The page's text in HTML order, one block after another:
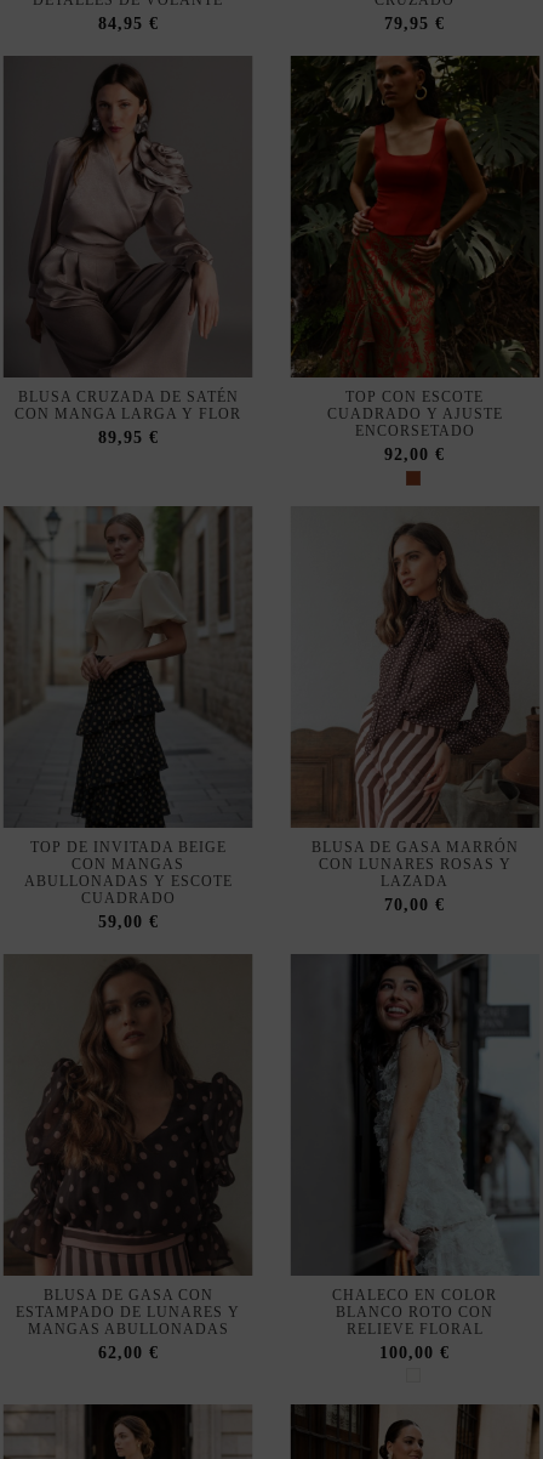
BLUSA CRUZADA DE SATÉN
CON MANGA LARGA Y FLOR
89,95 €
TOP CON ESCOTE
CUADRADO Y AJUSTE
ENCORSETADO
92,00 €
TOP DE INVITADA BEIGE
CON MANGAS
ABULLONADAS Y ESCOTE
CUADRADO
59,00 €
BLUSA DE GASA MARRÓN
CON LUNARES ROSAS Y
LAZADA
70,00 €
BLUSA DE GASA CON
ESTAMPADO DE LUNARES Y
MANGAS ABULLONADAS
62,00 €
CHALECO EN COLOR
BLANCO ROTO CON
RELIEVE FLORAL
100,00 €